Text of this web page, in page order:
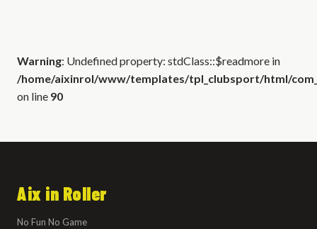
Warning: Undefined property: stdClass::$readmore in
/home/aixinrol/www/templates/tpl_clubsport/html/
on line 90
Aix in Roller
No Fun No Game